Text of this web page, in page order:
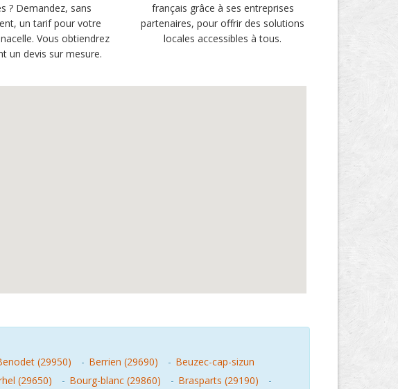
? Demandez, sans
un tarif pour votre
Vous obtiendrez
un devis sur mesure.
français grâce à ses entreprises
partenaires, pour offrir des solutions
locales accessibles à tous.
(29950) - Berrien (29690) - Beuzec-cap-sizun
(29650) - Bourg-blanc (29860) - Brasparts (29190)
-